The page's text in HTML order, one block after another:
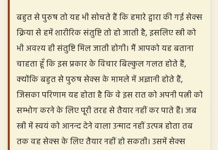
बहुत से पुरुष तो यह भी सोचते हैं कि हमारे द्वारा की गई सेक्स
क्रिया से हमें शारीरिक संतुष्टि तो हो जाती है, इसलिए स्त्री को
भी अवश्य ही संतुष्टि मिल जाती होगी। मैं आपको यह बताना
चाहता हूँ कि इस प्रकार के विचार बिल्कुल गलत होते हैं,
क्योंकि बहुत से पुरुष सेक्स के मामले में अज्ञानी होते हैं,
जिसका परिणाम यह होता है कि वे इस रात को अपनी पत्नी को
सम्भोग करने के लिए पूरी तरह से तैयार नहीं कर पाते हैं। जब
स्त्री में स्वयं को आनन्द देने वाला उन्माद नहीं उत्पन्न होता तब
तक वह सेक्स के लिए तैयार नहीं हो सकती। उसमें सेक्स